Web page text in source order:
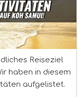
Reiseziel
haben in diesem
aufgelistet.